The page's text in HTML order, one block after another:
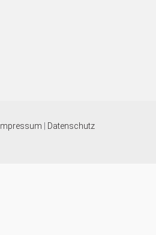
Impressum Datenschutz